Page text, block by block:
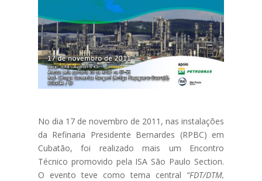
No dia 17 de novembro de 2011, nas instalações
da Refinaria Presidente Bernardes (RPBC) em
Cubatão, foi realizado mais um Encontro
Técnico promovido pela ISA São Paulo Section.
O evento teve como tema central “FDT/DTM,